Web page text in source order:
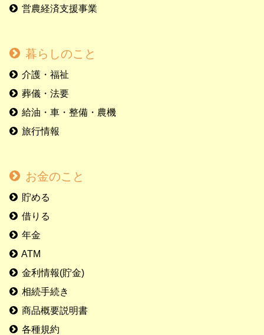
営農経済支援事業
暮らしのこと
介護・福祉
葬儀・法要
給油・車・整備・農機
旅行情報
お金のこと
貯める
借りる
年金
ATM
金利情報(貯金)
相続手続き
商品概要説明書
各種規約